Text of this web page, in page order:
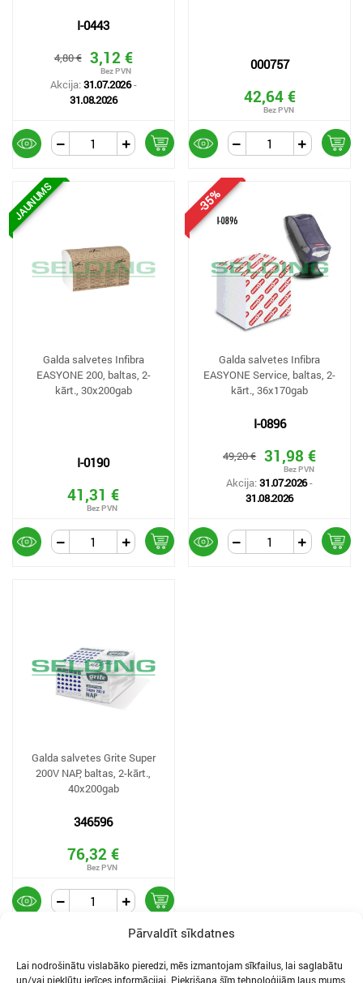
Pārvaldīt sīkdatnes
Lai nodrošinātu vislabāko pieredzi, mēs izmantojam sīkfailus, lai saglabātu
un/vai piekļūtu ierīces informācijai. Piekrišana šīm tehnoloģijām ļaus mums
I-0443
4,80 € 3,12 €
Akcija:31.07.2026-
31.08.2026
000757
42,64 €
JAUNUMS
Galda salvetes Infibra
EASYONE 200, baltas, 2-
kārt., 30x200gab
I-0190
41,31 €
-35%
Galda salvetes Infibra
EASYONE Service, baltas, 2-
kārt., 36x170gab
I-0896
49,20 € 31,98 €
Akcija:31.07.2026-
31.08.2026
Galda salvetes Grite Super
200V NAP, baltas, 2-kārt.,
40x200gab
346596
76,32 €